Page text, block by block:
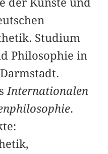
Studium
Philosophie in
Internationalen
.